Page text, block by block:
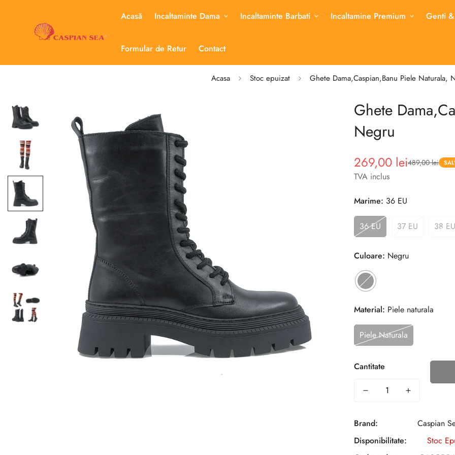
Acasă Incaltaminte Dama Incaltaminte Barbati Incaltamine Premium Genti
Formular de Retur Contact
Acasa Stoc epuizat Ghete Dama,Caspian,Banu Piele Naturala,
Ghete
Negru
Pret
redus
269,00 lei
Pret 489,00 lei
TVA inclus
Marime: 36 EU
36 EU 37 EU 38 EU
Culoare: Negru
Material: Piele naturala
Piele Naturala
Cantitate
Brand:
Caspian
Disponibilitate:
Stoc